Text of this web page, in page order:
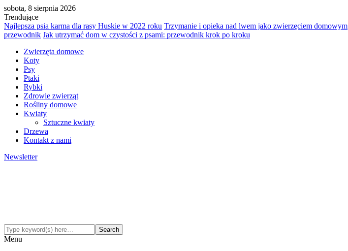
sobota, 8 sierpnia 2026
Trendujące
Najlepsza psia karma dla rasy Huskie w 2022 roku Trzymanie i opieka nad lwem jako zwierzęciem domowym
przewodnik Jak utrzymać dom w czystości z psami: przewodnik krok po kroku
Zwierzęta domowe
Koty
Psy
Ptaki
Rybki
Zdrowie zwierząt
Rośliny domowe
Kwiaty
Sztuczne kwiaty
Drzewa
Kontakt z nami
Newsletter
Menu